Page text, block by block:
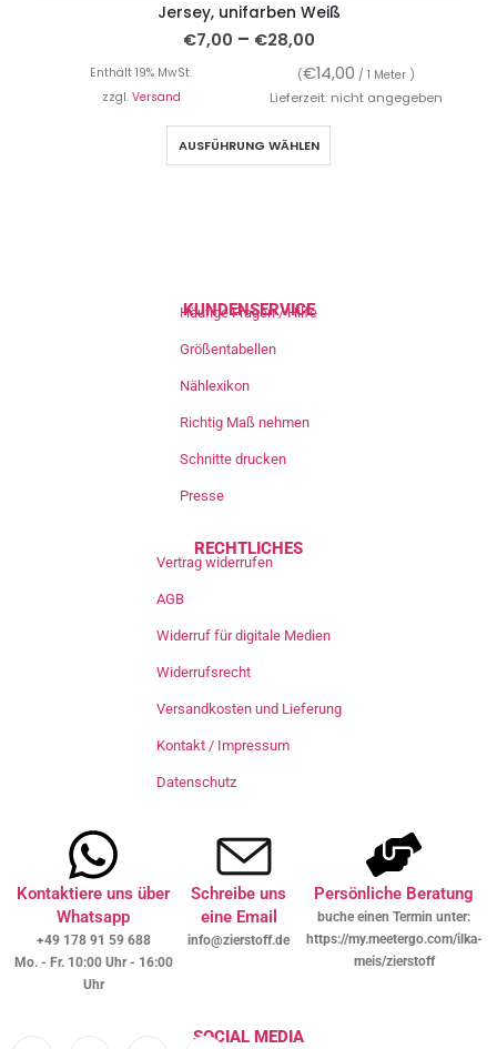
Jersey, unifarben Weiß
€7,00 – €28,00
Enthält 19% MwSt. (€14,00 / 1 Meter )
zzgl. Versand Lieferzeit: nicht angegeben
AUSFÜHRUNG WÄHLEN
KUNDENSERVICE
Häufige Fragen / Hilfe
Größentabellen
Nählexikon
Richtig Maß nehmen
Schnitte drucken
Presse
RECHTLICHES
Vertrag widerrufen
AGB
Widerruf für digitale Medien
Widerrufsrecht
Versandkosten und Lieferung
Kontakt / Impressum
Datenschutz
Kontaktiere uns über
Whatsapp
+49 178 91 59 688
Mo. - Fr. 10:00 Uhr - 16:00
Uhr
Schreibe uns
eine Email
info@zierstoff.de
Persönliche Beratung
buche einen Termin unter:
https://my.meetergo.com/ilka-
meis/zierstoff
SOCIAL MEDIA